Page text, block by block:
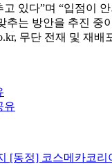
고 있다”며 “입점이
추는 방안을 추진 중
무단 전재 및 재배
[동정] 코스메카코리